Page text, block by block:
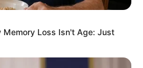
Loss Isn't Age: Just